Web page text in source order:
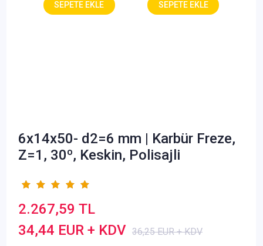
6x14x50- d2=6 mm | Karbür Freze,
Z=1, 30º, Keskin, Polisajli
2.267,59 TL
34,44 EUR + KDV 36,25 EUR + KDV